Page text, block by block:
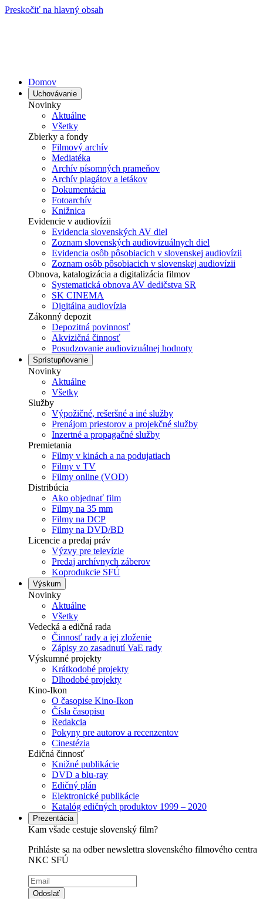
Preskočiť na hlavný obsah
Domov
Uchovávanie
Novinky
Aktuálne
Všetky
Zbierky a fondy
Filmový archív
Mediatéka
Archív písomných prameňov
Archív plagátov a letákov
Dokumentácia
Fotoarchív
Knižnica
Evidencie v audiovízii
Evidencia slovenských AV diel
Zoznam slovenských audiovizuálnych diel
Evidencia osôb pôsobiacich v slovenskej audiovízii
Zoznam osôb pôsobiacich v slovenskej audiovízii
Obnova, katalogizácia a digitalizácia filmov
Systematická obnova AV dedičstva SR
SK CINEMA
Digitálna audiovízia
Zákonný depozit
Depozitná povinnosť
Akvizičná činnosť
Posudzovanie audiovizuálnej hodnoty
Sprístupňovanie
Novinky
Aktuálne
Všetky
Služby
Výpožičné, rešeršné a iné služby
Prenájom priestorov a projekčné služby
Inzertné a propagačné služby
Premietania
Filmy v kinách a na podujatiach
Filmy v TV
Filmy online (VOD)
Distribúcia
Ako objednať film
Filmy na 35 mm
Filmy na DCP
Filmy na DVD/BD
Licencie a predaj práv
Výzvy pre televízie
Predaj archívnych záberov
Koprodukcie SFÚ
Výskum
Novinky
Aktuálne
Všetky
Vedecká a edičná rada
Činnosť rady a jej zloženie
Zápisy zo zasadnutí VaE rady
Výskumné projekty
Krátkodobé projekty
Dlhodobé projekty
Kino-Ikon
O časopise Kino-Ikon
Čísla časopisu
Redakcia
Pokyny pre autorov a recenzentov
Cinestézia
Edičná činnosť
Knižné publikácie
DVD a blu-ray
Edičný plán
Elektronické publikácie
Katalóg edičných produktov 1999 – 2020
Prezentácia
Kam všade cestuje slovenský film?
Prihláste sa na odber newslettra slovenského filmového centra
NKC SFÚ
Odoslať